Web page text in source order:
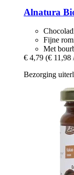
Alnatura
Fijne
Met
€ 4,79 (€ 11,98
Bezorging